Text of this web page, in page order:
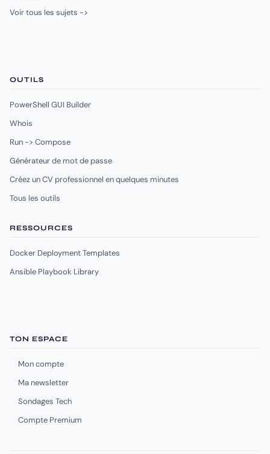
Voir tous les sujets ->
OUTILS
PowerShell GUI Builder
Whois
Run -> Compose
Générateur de mot de passe
Créez un CV professionnel en quelques minutes
Tous les outils
RESSOURCES
Docker Deployment Templates
Ansible Playbook Library
TON ESPACE
Mon compte
Ma newsletter
Sondages Tech
Compte Premium